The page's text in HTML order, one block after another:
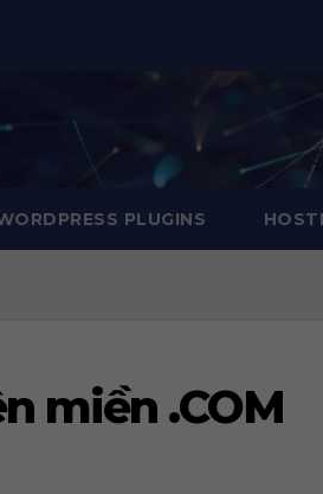
PLUGINS
miền .COM